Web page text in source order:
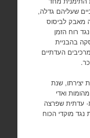
שעליהם גדלה,
מאבק לביסוס
רוח הזמן
בהבניית
העדתיים
שנת 1972 לכותרת יצירתו, שנת
ואדי
עדתית שפרצה
מוקדי הכוח